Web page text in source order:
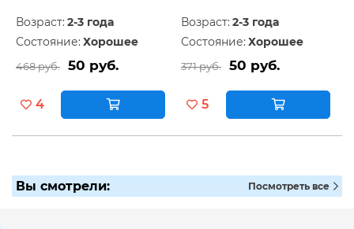
Возраст: 2-3 года
Состояние: Хорошее
468 руб. 50 руб.
4
Возраст: 2-3 года
Состояние: Хорошее
371 руб. 50 руб.
5
Вы смотрели: Посмотреть все